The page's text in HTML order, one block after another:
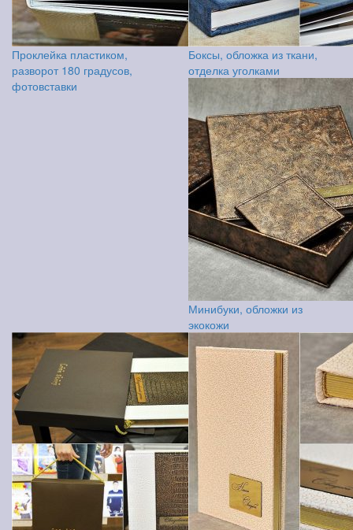
Проклейка пластиком,
разворот 180 градусов,
фотовставки
Боксы, обложка из ткани,
отделка уголками
Минибуки, обложки из
экокожи